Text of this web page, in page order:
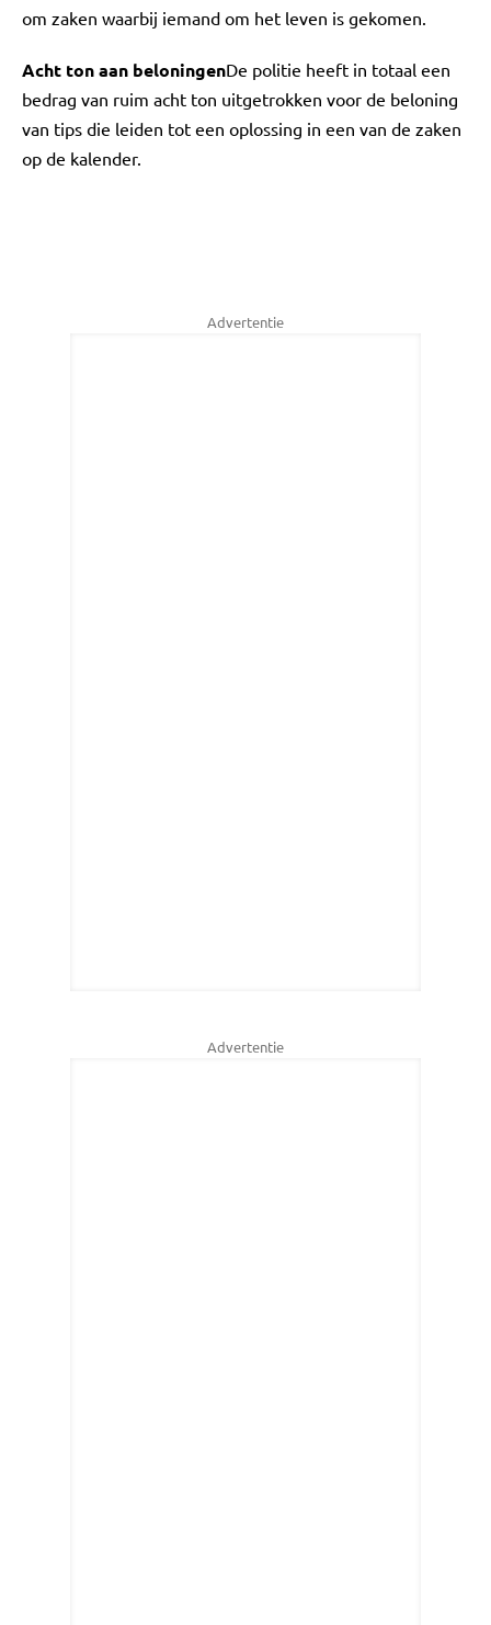
om zaken waarbij iemand om het leven is gekomen.
Acht ton aan beloningenDe politie heeft in totaal een
bedrag van ruim acht ton uitgetrokken voor de beloning
van tips die leiden tot een oplossing in een van de zaken
op de kalender.
Advertentie
Advertentie